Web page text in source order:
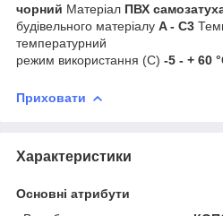
чорний Матеріал ПВХ
будівельного матеріалу A - C3
температурний
режим використання (С) -5 - + 60
Приховати
Характеристики
Основні атрибути